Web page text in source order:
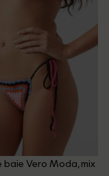
baie Vero Moda, mix